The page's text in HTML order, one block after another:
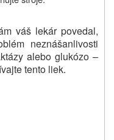
váš lekár povedal,
neznášanlivosti
alebo glukózo –
tento liek.